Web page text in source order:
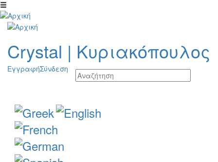
Παράκαμψη προς το κυρίως περιεχόμενο
Crystal | Κυριακόπουλος
ΕγγραφήΣύνδεση